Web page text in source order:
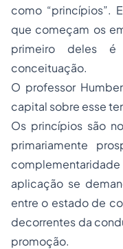
como “princípios”.
que começam os
primeiro deles é
conceituação.
O professor
capital sobre esse
Os princípios são
primariamente
aplicação se
entre o estado de
decorrentes da
promoção.